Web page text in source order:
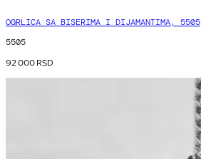
OGRLICA SA BISERIMA I DIJAMANTIMA, 5505
5505
92 000RSD